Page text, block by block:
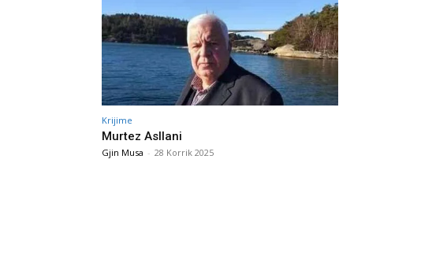
Krijime
Murtez Asllani
Gjin Musa - 28 Korrik 2025